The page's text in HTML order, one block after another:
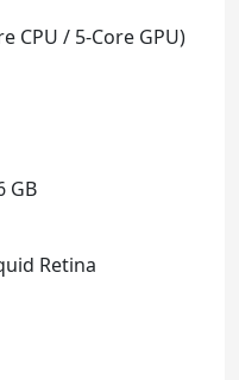
CPU / 5-Core GPU)
GB
Retina